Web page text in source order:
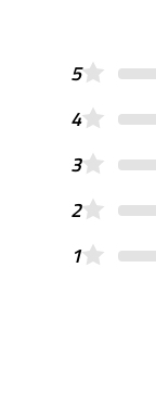
5
4
3
2
1